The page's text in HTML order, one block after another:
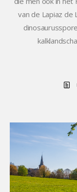
van de Lapiaz de